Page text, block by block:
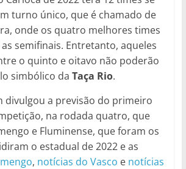
turno único, que é chamado de
onde os quatro melhores times
semifinais. Entretanto, aqueles
o quinto e oitavo não poderão
simbólico da Taça Rio.
divulgou a previsão do primeiro
na rodada quatro, que
e Fluminense, que foram os
o estadual de 2022 e as
, notícias do Vasco e notícias